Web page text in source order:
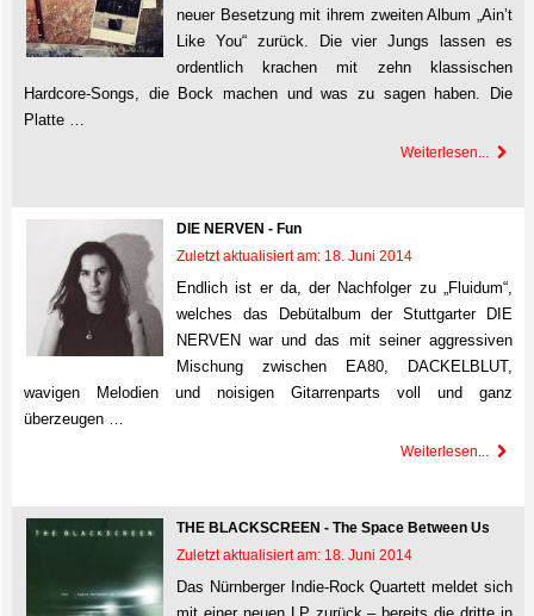
neuer Besetzung mit ihrem zweiten Album „Ain’t
Like You“ zurück. Die vier Jungs lassen es
ordentlich krachen mit zehn klassischen
Hardcore-Songs, die Bock machen und was zu sagen haben. Die
Platte …
Weiterlesen...
DIE NERVEN - Fun
Zuletzt aktualisiert am: 18. Juni 2014
Endlich ist er da, der Nachfolger zu „Fluidum“,
welches das Debütalbum der Stuttgarter DIE
NERVEN war und das mit seiner aggressiven
Mischung zwischen EA80, DACKELBLUT,
wavigen Melodien und noisigen Gitarrenparts voll und ganz
überzeugen …
Weiterlesen...
THE BLACKSCREEN - The Space Between Us
Zuletzt aktualisiert am: 18. Juni 2014
Das Nürnberger Indie-Rock Quartett meldet sich